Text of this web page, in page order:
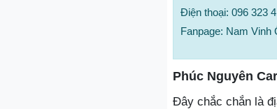
Điện thoại: 096 323
Fanpage: Nam Vinh
Phúc Nguyên
Đây chắc chắn là